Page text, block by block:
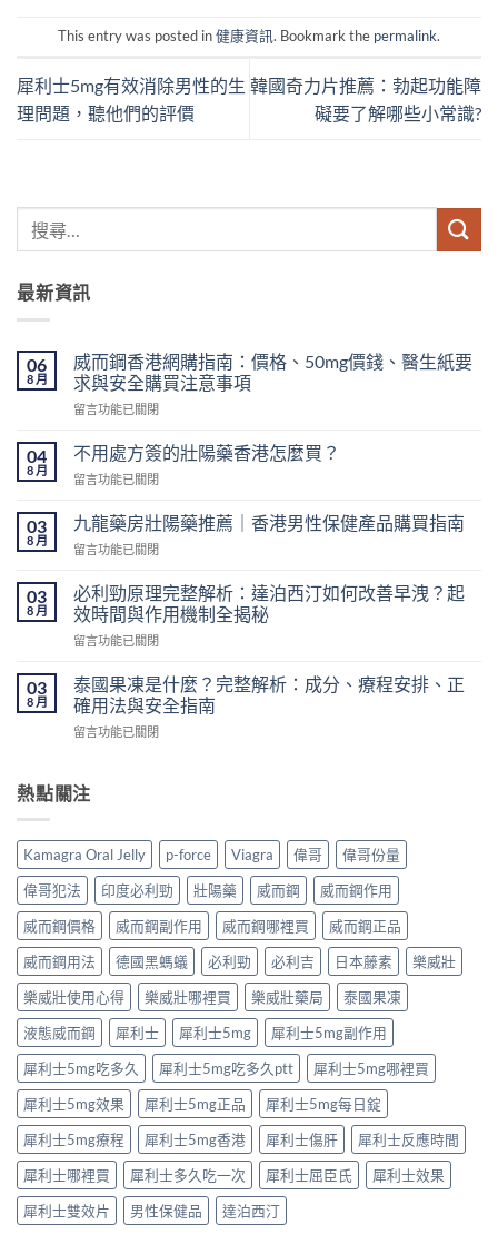
This entry was posted in健康資訊. Bookmark the permalink.
犀利士5mg有效消除男性的生
理問題，聽他們的評價
韓國奇力片推薦：勃起功能障
礙要了解哪些小常識?
最新資訊
06
8 月
威而鋼香港網購指南：價格、50mg價錢、醫生紙要
求與安全購買注意事項
在
而
鋼
香
網
購
指
價
格、
50mg
錢、
醫
生
紙
與
安
購
買
注
意
事
項〉
中
留言功能已關閉
04
8 月
不用處方簽的壯陽藥香港怎麼買？
在
用
處
方
的
壯
藥
港
怎
麼
買？〉
留言功能已關閉
03
8 月
九龍藥房壯陽藥推薦｜香港男性保健產品購買指南
在
龍
藥
房
壯
藥
推
薦
｜
男
健
產
品
購
買
指
南〉
中
留言功能已關閉
03
8 月
必利勁原理完整解析：達泊西汀如何改善早洩？起
效時間與作用機制全揭秘
在
利
勁
原
理
解
西
汀
如
何
改
善
早
洩？
起
效
時
間
與
作
用
機
制
全
揭
秘〉
留言功能已關閉
03
8 月
泰國果凍是什麼？完整解析：成分、療程安排、正
確用法與安全指南
在
果
凍
什
麼？
完
整
解
析：
成
分、
療
程
安
排、
正
確
用
法
與
安
全
指
南〉
留言功能已關閉
熱點關注
Kamagra Oral Jelly p-force Viagra 偉哥
偉哥份量
偉哥犯法
印度必利勁 壯陽藥 威而鋼
威而鋼作用
威而鋼價格
威而鋼副作用 威而鋼哪裡買
威而鋼正品
威而鋼用法
德國黑螞蟻 必利勁 必利吉 日本藤素
樂威壯
樂威壯使用心得
樂威壯哪裡買 樂威壯藥局
泰國果凍
液態威而鋼
犀利士 犀利士5mg
犀利士5mg副作用
犀利士5mg吃多久
犀利士5mg吃多久ptt
犀利士5mg哪裡買
犀利士5mg效果
犀利士5mg正品
犀利士5mg每日錠
犀利士5mg療程
犀利士5mg香港 犀利士傷肝
犀利士反應時間
犀利士哪裡買
犀利士多久吃一次 犀利士屈臣氏
犀利士效果
犀利士雙效片
男性保健品 達泊西汀